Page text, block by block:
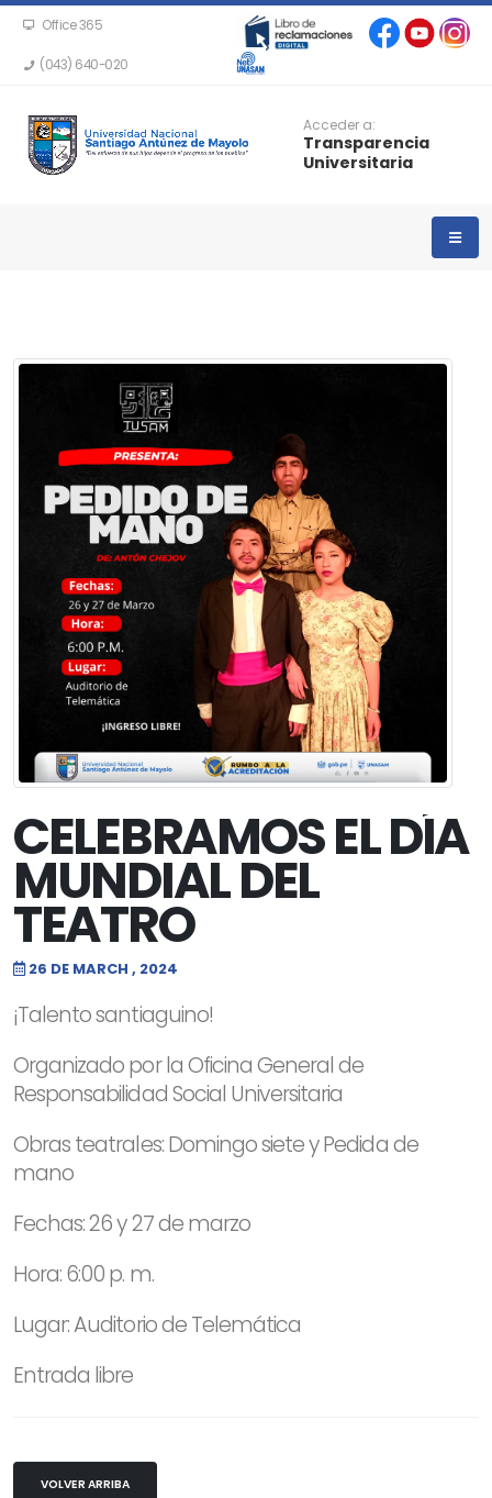
Office 365
(043) 640-020
Acceder a:
Transparencia
Universitaria
CELEBRAMOS EL DÍA
MUNDIAL DEL
TEATRO
26 DE MARCH , 2024
¡Talento santiaguino!
Organizado por la Oficina General de
Responsabilidad Social Universitaria
Obras teatrales: Domingo siete y Pedida de
mano
Fechas: 26 y 27 de marzo
Hora: 6:00 p. m.
Lugar: Auditorio de Telemática
Entrada libre
VOLVER ARRIBA